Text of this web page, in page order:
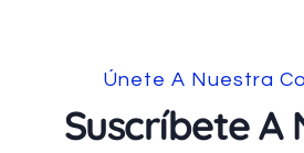
Únete A Nuestra
Suscríbete A